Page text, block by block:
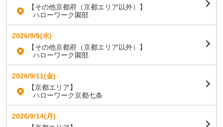
【その他京都府（京都エリア以外）】
ハローワーク園部
2026/9/9(水)
【その他京都府（京都エリア以外）】
ハローワーク園部
2026/9/11(金)
【京都エリア】
ハローワーク京都七条
2026/9/14(月)